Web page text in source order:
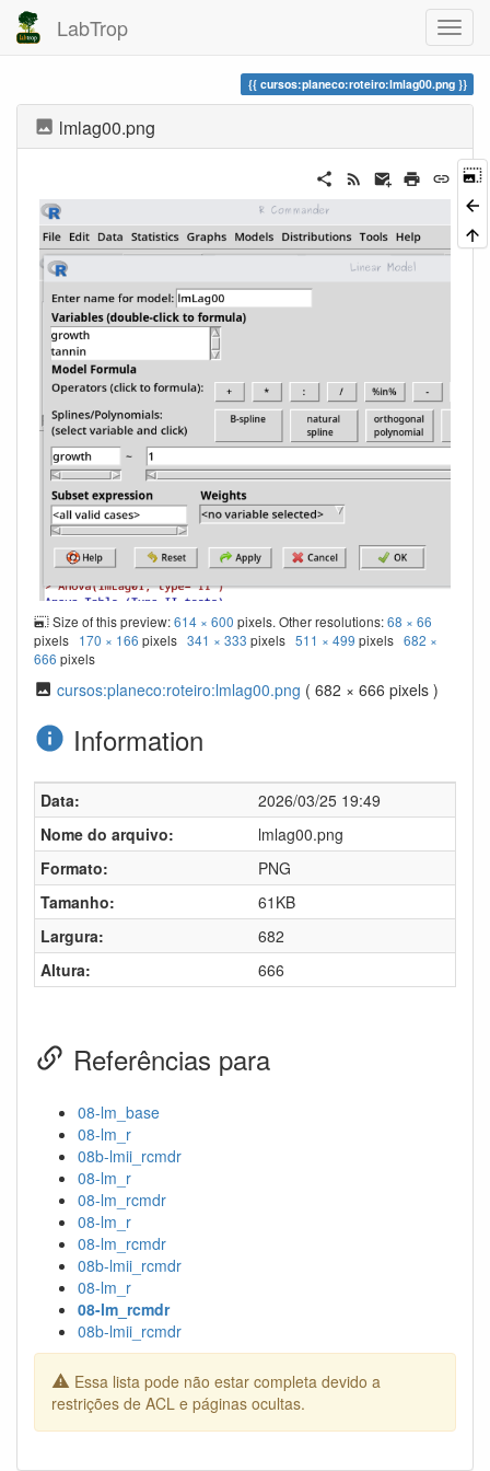
LabTrop
cursos:planeco:roteiro:lmlag00.png
lmlag00.png
Size of this preview:614 × 600 pixels. Other resolutions:68 × 66
pixels 170 × 166 pixels 341 × 333 pixels 511 × 499 pixels 682 ×
666 pixels
cursos:planeco:roteiro:lmlag00.png ( 682 × 666 pixels )
Information
Data:
2026/03/25 19:49
Nome do arquivo:
lmlag00.png
Formato:
PNG
Tamanho:
61KB
Largura:
682
Altura:
666
Referências para
08-lm_base
08-lm_r
08b-lmii_rcmdr
08-lm_r
08-lm_rcmdr
08-lm_r
08-lm_rcmdr
08b-lmii_rcmdr
08-lm_r
08-lm_rcmdr
08b-lmii_rcmdr
Essa lista pode não estar completa devido a
restrições de ACL e páginas ocultas.